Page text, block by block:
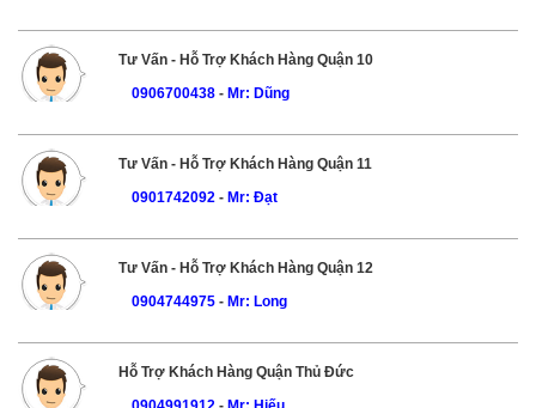
Tư Vấn - Hỗ Trợ Khách Hàng Quận 10
0906700438- Mr: Dũng
Tư Vấn - Hỗ Trợ Khách Hàng Quận 11
0901742092- Mr: Đạt
Tư Vấn - Hỗ Trợ Khách Hàng Quận 12
0904744975- Mr: Long
Hỗ Trợ Khách Hàng Quận Thủ Đức